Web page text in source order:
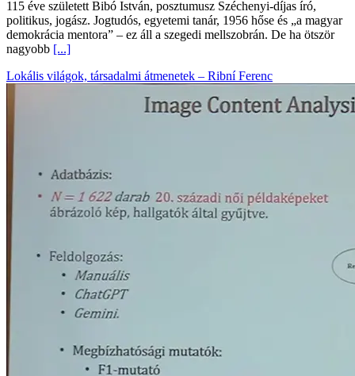
115 éve született Bibó István, posztumusz Széchenyi-díjas író,
politikus, jogász. Jogtudós, egyetemi tanár, 1956 hőse és „a magyar
demokrácia mentora” – ez áll a szegedi mellszobrán. De ha ötször
nagyobb [...]
Lokális világok, társadalmi átmenetek – Ribní Ferenc